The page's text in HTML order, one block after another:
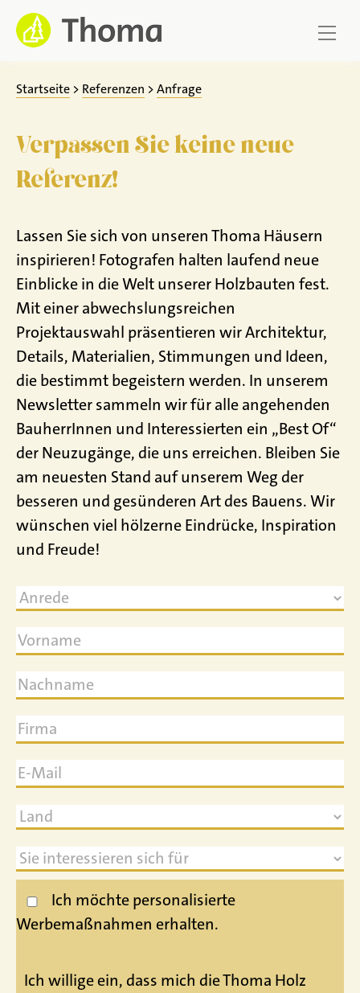
Zum
Inhalt
springen
Startseite > Referenzen >Anfrage
Verpassen Sie keine neue
Referenz!
Lassen Sie sich von unseren Thoma Häusern
inspirieren! Fotografen halten laufend neue
Einblicke in die Welt unserer Holzbauten fest.
Mit einer abwechslungsreichen
Projektauswahl präsentieren wir Architektur,
Details, Materialien, Stimmungen und Ideen,
die bestimmt begeistern werden. In unserem
Newsletter sammeln wir für alle angehenden
BauherrInnen und Interessierten ein „Best Of“
der Neuzugänge, die uns erreichen. Bleiben Sie
am neuesten Stand auf unserem Weg der
besseren und gesünderen Art des Bauens. Wir
wünschen viel hölzerne Eindrücke, Inspiration
und Freude!
Ich möchte personalisierte
Werbemaßnahmen erhalten.
Ich willige ein, dass mich die Thoma Holz